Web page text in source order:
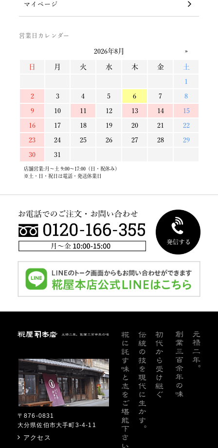
マイページ
営業日カレンダー
糀屋本店
〒876-0831
大分県佐伯市大手町3-4-11
アクセス